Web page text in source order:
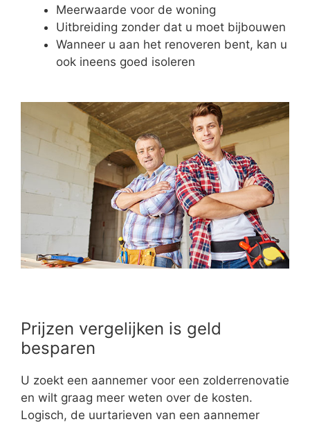
Meerwaarde voor de woning
Uitbreiding zonder dat u moet bijbouwen
Wanneer u aan het renoveren bent, kan u
ook ineens goed isoleren
Prijzen vergelijken is geld
besparen
U zoekt een aannemer voor een zolderrenovatie
en wilt graag meer weten over de kosten.
Logisch, de uurtarieven van een aannemer